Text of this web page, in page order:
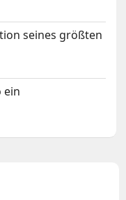
seines größten
ein